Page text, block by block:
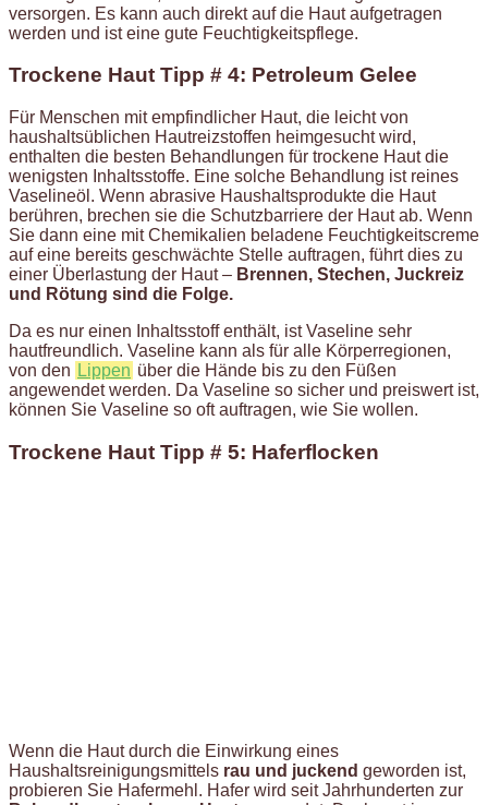
versorgen. Es kann auch direkt auf die Haut aufgetragen
werden und ist eine gute Feuchtigkeitspflege.
Trockene Haut Tipp # 4: Petroleum Gelee
Für Menschen mit empfindlicher Haut, die leicht von
haushaltsüblichen Hautreizstoffen heimgesucht wird,
enthalten die besten Behandlungen für trockene Haut die
wenigsten Inhaltsstoffe. Eine solche Behandlung ist reines
Vaselineöl. Wenn abrasive Haushaltsprodukte die Haut
berühren, brechen sie die Schutzbarriere der Haut ab. Wenn
Sie dann eine mit Chemikalien beladene Feuchtigkeitscreme
auf eine bereits geschwächte Stelle auftragen, führt dies zu
einer Überlastung der Haut – Brennen, Stechen, Juckreiz
und Rötung sind die Folge.
Da es nur einen Inhaltsstoff enthält, ist Vaseline sehr
hautfreundlich. Vaseline kann als für alle Körperregionen,
von den Lippen über die Hände bis zu den Füßen
angewendet werden. Da Vaseline so sicher und preiswert ist,
können Sie Vaseline so oft auftragen, wie Sie wollen.
Trockene Haut Tipp # 5: Haferflocken
Wenn die Haut durch die Einwirkung eines
Haushaltsreinigungsmittels rau und juckend geworden ist,
probieren Sie Hafermehl. Hafer wird seit Jahrhunderten zur